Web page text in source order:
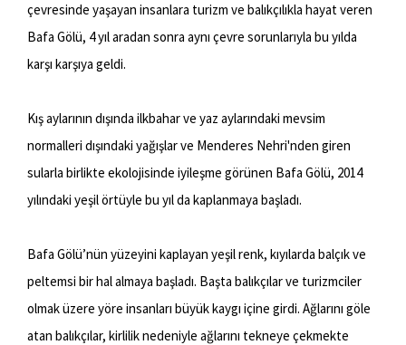
çevresinde yaşayan insanlara turizm ve balıkçılıkla hayat veren
Bafa Gölü, 4 yıl aradan sonra aynı çevre sorunlarıyla bu yılda
karşı karşıya geldi.
Kış aylarının dışında ilkbahar ve yaz aylarındaki mevsim
normalleri dışındaki yağışlar ve Menderes Nehri'nden giren
sularla birlikte ekolojisinde iyileşme görünen Bafa Gölü, 2014
yılındaki yeşil örtüyle bu yıl da kaplanmaya başladı.
Bafa Gölü’nün yüzeyini kaplayan yeşil renk, kıyılarda balçık ve
peltemsi bir hal almaya başladı. Başta balıkçılar ve turizmciler
olmak üzere yöre insanları büyük kaygı içine girdi. Ağlarını göle
atan balıkçılar, kirlilik nedeniyle ağlarını tekneye çekmekte